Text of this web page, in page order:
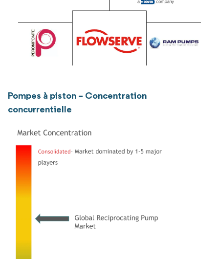
Pompes à piston – Concentration
concurrentielle